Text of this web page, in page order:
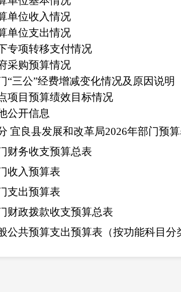
单位收入情况
单位支出情况
专项转移支付情况
采购预算情况
“三公”经费增减变化情况及原因说明
项目预算绩效目标情况
公开信息
宜良县发展和改革局2026年部门预
财务收支预算总表
收入预算表
支出预算表
财政拨款收支预算总表
公共预算支出预算表（按功能科目分